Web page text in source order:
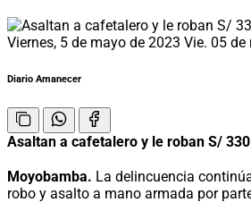
Viernes, 5 de mayo de 2023 Vie. 05 de
Diario Amanecer
Asaltan a cafetalero y le roban S/
Moyobamba. La delincuencia
robo y asalto a mano armada por